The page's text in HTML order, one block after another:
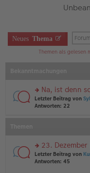
Neues Thema
Themen als gelesen
rs
te
es
e
n
Na, ist denn
Letzter Beitrag von
Antworten: 22
rs
te
23.
Letzter Beitrag von
Antworten: 45